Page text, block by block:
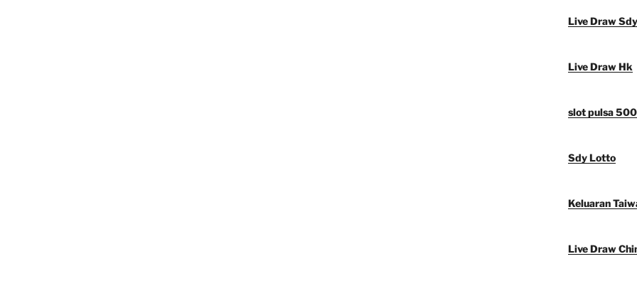
Live Draw Sdy
Live Draw Hk
slot pulsa
Sdy Lotto
Keluaran
Live Draw